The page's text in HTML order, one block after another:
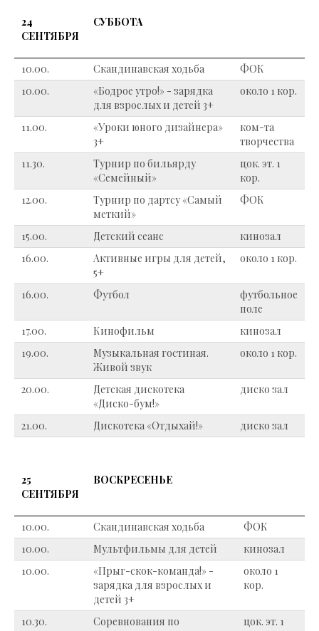
24
СЕНТЯБРЯ
СУББОТА
10.00. Скандинавская ходьба
ФОК
10.00.
«Бодрое утро!» - зарядка
для взрослых и детей 3+
около 1 кор.
11.00.
«Уроки юного дизайнера»
3+
ком-та
творчества
11.30.
Турнир по бильярду
«Семейный»
цок. эт. 1
кор.
12.00.
Турнир по дартсу «Самый
меткий»
ФОК
15.00. Детский сеанс
кинозал
16.00.
Активные игры для детей,
5+
около 1 кор.
16.00. Футбол
футбольное
поле
17.00.
Кинофильм
кинозал
19.00.
Музыкальная гостиная.
Живой звук
около 1 кор.
20.00.
Детская дискотека
«Диско-бум!»
диско зал
21.00. Дискотека «Отдыхай!» диско зал
25
СЕНТЯБРЯ
ВОСКРЕСЕНЬЕ
10.00. Скандинавская ходьба
ФОК
10.00.
Мультфильмы для детей
кинозал
10.00.
«Прыг-скок-команда!» -
зарядка для взрослых и
детей 3+
около 1
кор.
10.30.
Соревнования по
цок. эт. 1